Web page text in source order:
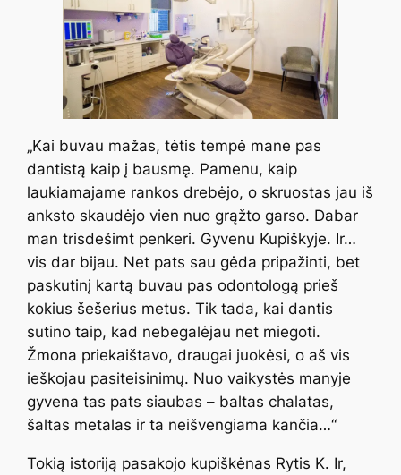
„Kai buvau mažas, tėtis tempė mane pas
dantistą kaip į bausmę. Pamenu, kaip
laukiamajame rankos drebėjo, o skruostas jau iš
anksto skaudėjo vien nuo grąžto garso. Dabar
man trisdešimt penkeri. Gyvenu Kupiškyje. Ir…
vis dar bijau. Net pats sau gėda pripažinti, bet
paskutinį kartą buvau pas odontologą prieš
kokius šešerius metus. Tik tada, kai dantis
sutino taip, kad nebegalėjau net miegoti.
Žmona priekaištavo, draugai juokėsi, o aš vis
ieškojau pasiteisinimų. Nuo vaikystės manyje
gyvena tas pats siaubas – baltas chalatas,
šaltas metalas ir ta neišvengiama kančia…“
Tokią istoriją pasakojo kupiškėnas Rytis K. Ir,